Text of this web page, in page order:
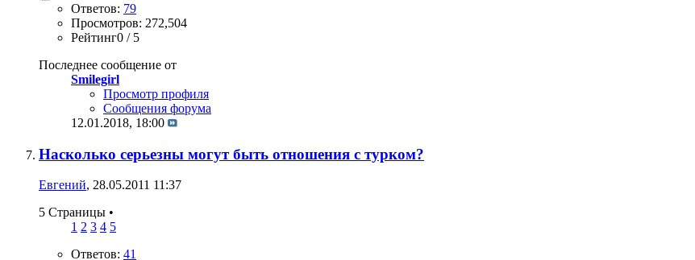
Ответов: 79
Просмотров: 272,504
Рейтинг0 / 5
Последнее сообщение от
Smilegirl
Просмотр профиля
Сообщения форума
12.01.2018, 18:00
Насколько серьезны могут быть отношения с турком?
Евгений, 28.05.2011 11:37
5 Страницы •
1 2 3 4 5
Ответов: 41